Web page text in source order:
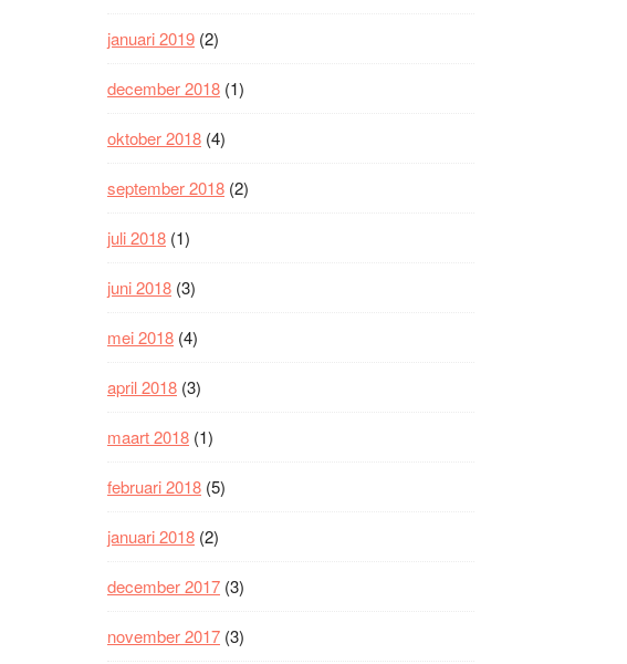
januari 2019 (2)
december 2018 (1)
oktober 2018 (4)
september 2018 (2)
juli 2018 (1)
juni 2018 (3)
mei 2018 (4)
april 2018 (3)
maart 2018 (1)
februari 2018 (5)
januari 2018 (2)
december 2017 (3)
november 2017 (3)